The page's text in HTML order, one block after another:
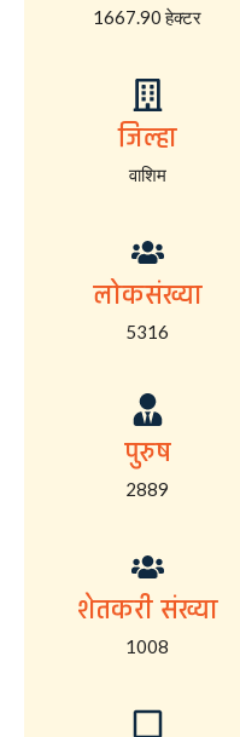
1667.90 हेक्टर
जिल्हा
वाशिम
लोकसंख्या
5316
पुरुष
2889
शेतकरी संख्या
1008